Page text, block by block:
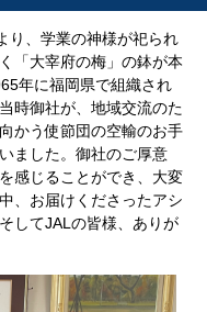
り、学業の神様が祀られ
「大宰府の梅」の鉢が本
年に福岡県で組織され
時御社が、地域交流のた
かう使節団の空輸のお手
ました。御社のご厚意
感じることができ、大変
、お届けくださったアシ
してJALの皆様、ありが